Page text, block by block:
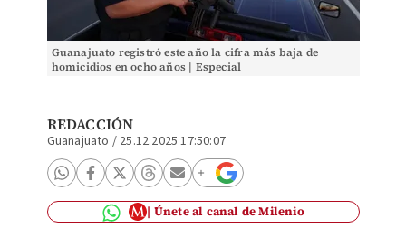
Guanajuato registró este año la cifra más baja de
homicidios en ocho años | Especial
REDACCIÓN
Guanajuato / 25.12.2025 17:50:07
Únete al canal de Milenio